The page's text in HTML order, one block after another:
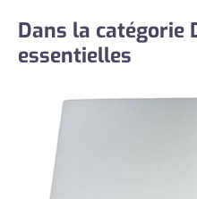
Dans la catégorie
essentielles